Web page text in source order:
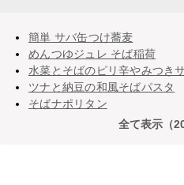
簡単 サバ缶つけ蕎麦
めんつゆジュレ そば稲荷
水菜とそばのピリ辛やみつき
ツナと納豆の和風そばパスタ
そばナポリタン
全て表示（